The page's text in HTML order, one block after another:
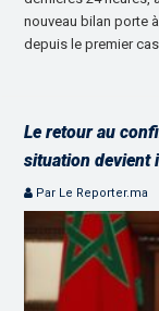
nouveau bilan porte
depuis le premier cas
Le retour au
situation devient
Par Le Reporter.ma